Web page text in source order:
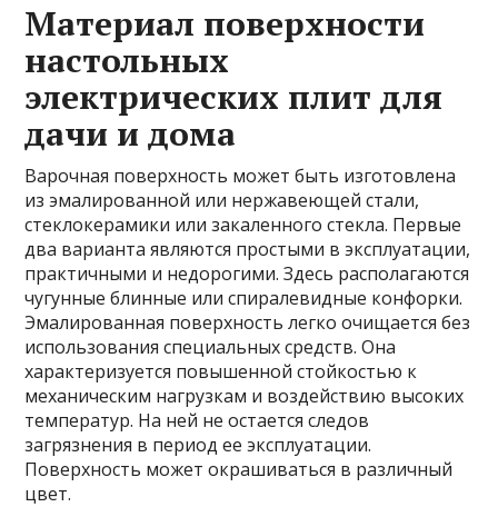
Материал поверхности
настольных
электрических плит для
дачи и дома
Варочная поверхность может быть изготовлена
из эмалированной или нержавеющей стали,
стеклокерамики или закаленного стекла. Первые
два варианта являются простыми в эксплуатации,
практичными и недорогими. Здесь располагаются
чугунные блинные или спиралевидные конфорки.
Эмалированная поверхность легко очищается без
использования специальных средств. Она
характеризуется повышенной стойкостью к
механическим нагрузкам и воздействию высоких
температур. На ней не остается следов
загрязнения в период ее эксплуатации.
Поверхность может окрашиваться в различный
цвет.